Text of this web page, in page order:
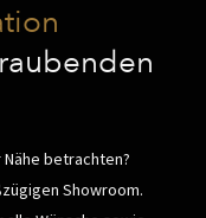
betrachten?
Showroom.